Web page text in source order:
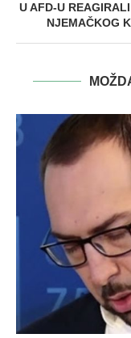
U AFD-U
NJEMAČKOG